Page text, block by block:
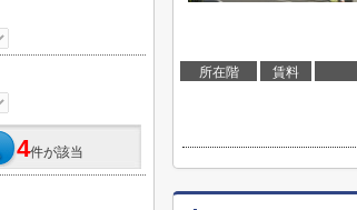
所在階 賃料
4件が該当